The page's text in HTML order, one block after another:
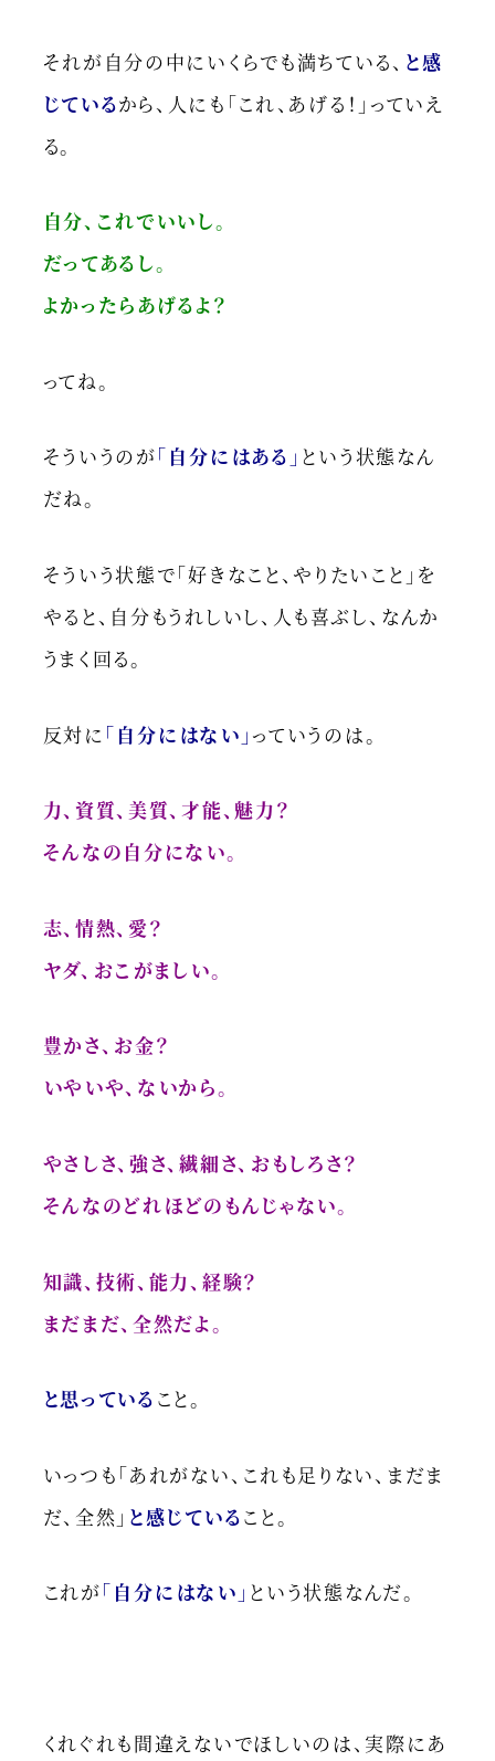
それが自分の中にいくらでも満ちている、 と感
じているから、人にも「これ、あげる！」っていえ
る。
自分、これでいいし。
だってあるし。
よかったらあげるよ？
ってね。
そういうのが「自分にはある」 という状態なん
だね。
そういう状態で「好きなこと、やりたいこと」を
やると、自分もうれしいし、人も喜ぶし、なんか
うまく回る。
反対に 「自分にはない」 っていうのは。
力、資質、美質、才能、魅力？
そんなの自分にない。
志、情熱、愛？
ヤダ、おこがましい。
豊かさ、お金？
いやいや、ないから。
やさしさ、強さ、繊細さ、おもしろさ？
そんなのどれほどのもんじゃない。
知識、技術、能力、経験？
まだまだ、全然だよ。
と思っている こと。
いっつも「あれがない、これも足りない、まだま
だ、全然」 と感じていること。
これが「自分にはない」 という状態なんだ。
くれぐれも間違えないでほしいのは、実際にあ